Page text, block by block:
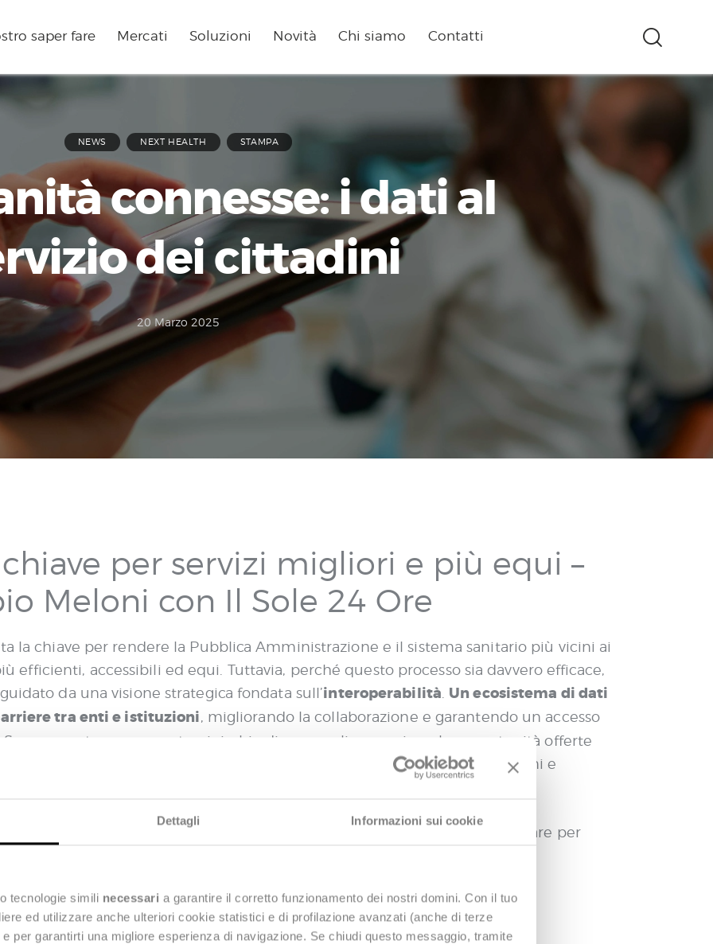
Dettagli Informazioni sui cookie
o tecnologie simili necessari a garantire il corretto funzionamento dei nostri domini. Con il tuo
ed utilizzare anche ulteriori cookie statistici e di profilazione avanzati (anche di terze
per garantirti una migliore esperienza di navigazione. Se chiudi questo messaggio, tramite
saper fare Mercati Soluzioni Novità Chi siamo Contatti
NEWS NEXT HEALTH STAMPA
connesse: i dati al
dei cittadini
20 Marzo 2025
per servizi migliori e più equi –
Meloni con Il Sole 24 Ore
la chiave per rendere la Pubblica Amministrazione e il sistema sanitario più vicini ai
efficienti, accessibili ed equi. Tuttavia, perché questo processo sia davvero efficace,
da una visione strategica fondata sull’interoperabilità Un ecosistema di dati
tra enti e istituzioni, migliorando la collaborazione e garantendo un accesso
questo presupposto, si rischia di non cogliere appieno le opportunità offerte
degli investimenti del PNRR e lo sviluppo di servizi pubblici moderni e
e imprese.
visione in realtà? Quali sono le sfide da affrontare e le soluzioni da adottare per
ed efficiente?
, in un’intervista conIl Sole 24 Ore, approfondendo il ruolo cruciale
del settore pubblico.